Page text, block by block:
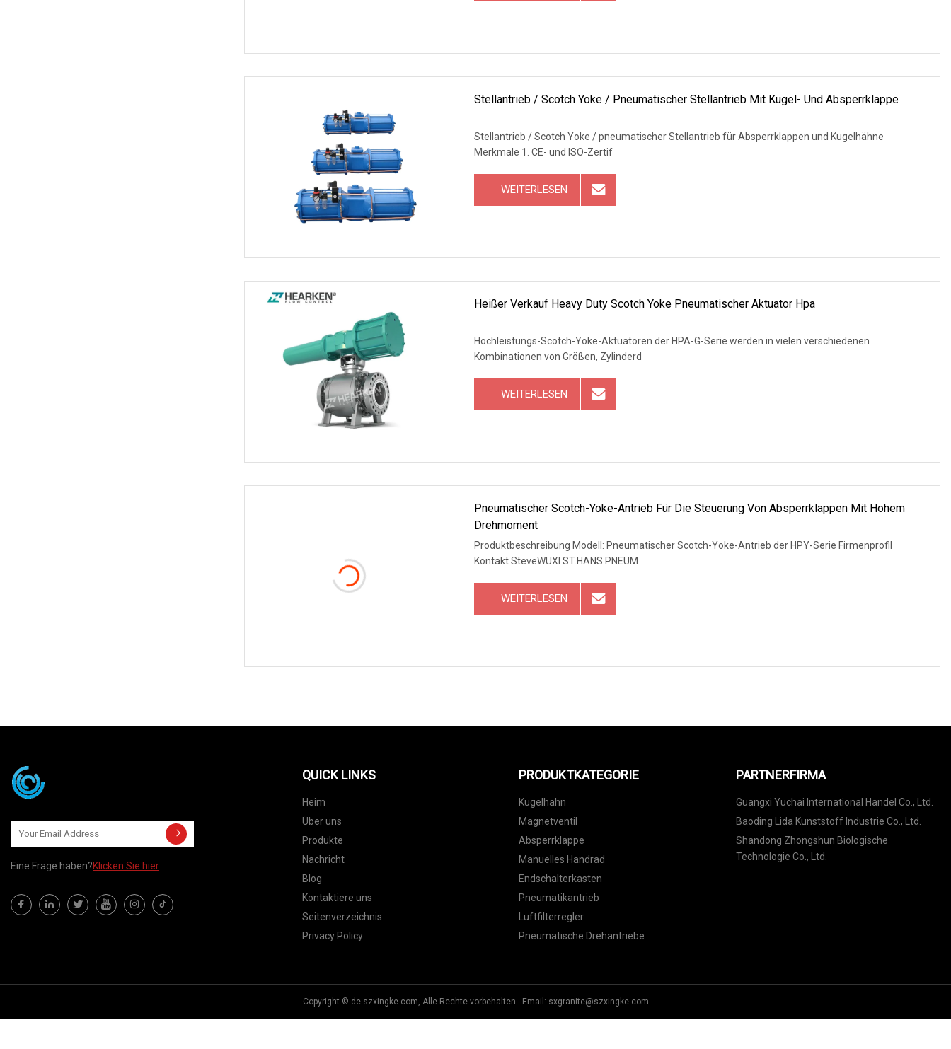
Stellantrieb / Scotch Yoke / Pneumatischer Stellantrieb Mit Kugel- Und Absperrklappe
Stellantrieb / Scotch Yoke / pneumatischer Stellantrieb für Absperrklappen und Kugelhähne
Merkmale 1. CE- und ISO-Zertif
WEITERLESEN
Heißer Verkauf Heavy Duty Scotch Yoke Pneumatischer Aktuator Hpa
Hochleistungs-Scotch-Yoke-Aktuatoren der HPA-G-Serie werden in vielen verschiedenen
Kombinationen von Größen, Zylinderd
WEITERLESEN
Pneumatischer Scotch-Yoke-Antrieb Für Die Steuerung Von Absperrklappen Mit Hohem
Drehmoment
Produktbeschreibung Modell: Pneumatischer Scotch-Yoke-Antrieb der HPY-Serie Firmenprofil
Kontakt SteveWUXI ST.HANS PNEUM
WEITERLESEN
Eine Frage haben?Klicken Sie hier
QUICK LINKS
Heim
Über uns
Produkte
Nachricht
Blog
Kontaktiere uns
Seitenverzeichnis
Privacy Policy
PRODUKTKATEGORIE
Kugelhahn
Magnetventil
Absperrklappe
Manuelles Handrad
Endschalterkasten
Pneumatikantrieb
Luftfilterregler
Pneumatische Drehantriebe
PARTNERFIRMA
Guangxi Yuchai International Handel Co., Ltd.
Baoding Lida Kunststoff Industrie Co., Ltd.
Shandong Zhongshun Biologische
Technologie Co., Ltd.
Copyright © de.szxingke.com, Alle Rechte vorbehalten. Email: sxgranite@szxingke.com